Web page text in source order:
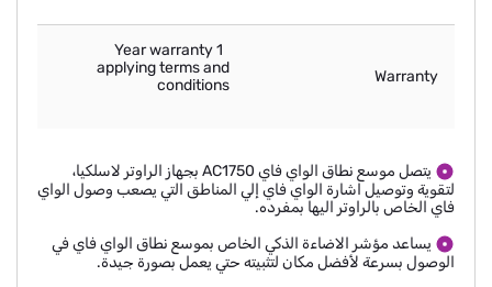
Warranty
1 Year warranty
applying terms and
conditions
يتصل موسع نطاق الواي فاي AC1750 بجهاز الراوتر لاسلكيا،
لتقوية وتوصيل اشارة الواي فاي إلي المناطق التي يصعب وصول الواي
فاي الخاص بالراوتر اليها بمفرده.
يساعد مؤشر الاضاءة الذكي الخاص بموسع نطاق الواي فاي في
الوصول بسرعة لأفضل مكان لتثبيته حتي يعمل بصورة جيدة.